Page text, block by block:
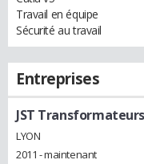
Travail en équipe
Sécurité au travail
Entreprises
JST Transformateurs
LYON
2011 - maintenant